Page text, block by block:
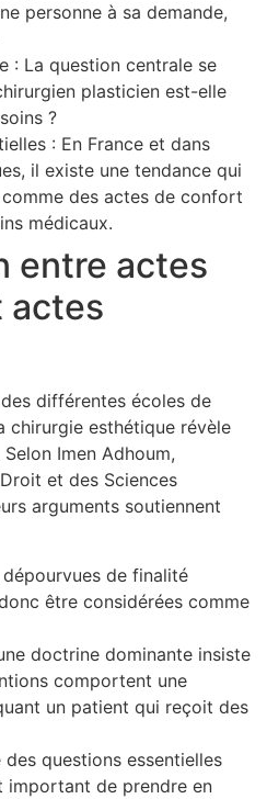
personne à sa demande,
: La question centrale se
plasticien est-elle
?
: En France et dans
il existe une tendance qui
des actes de confort
médicaux.
entre actes
actes
différentes écoles de
chirurgie esthétique révèle
Imen Adhoum,
et des Sciences
arguments soutiennent
de finalité
être considérées comme
doctrine dominante insiste
comportent une
un patient qui reçoit des
questions essentielles
important de prendre en